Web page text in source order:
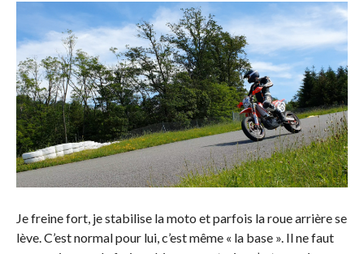
Je freine fort, je stabilise la moto et parfois la roue arrière se
lève. C’est normal pour lui, c’est même « la base ». Il ne faut